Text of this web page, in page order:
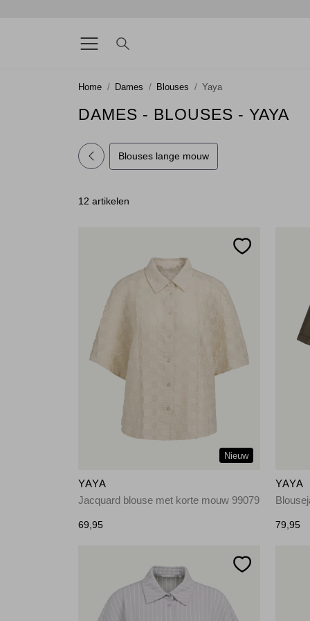
Home Dames Blouses Yaya
DAMES - BLOUSES - YAYA
Blouses lange mouw
12 artikelen
Nieuw
YAYA
Jacquard blouse met korte mouw 99079
69,95
YAYA
79,95